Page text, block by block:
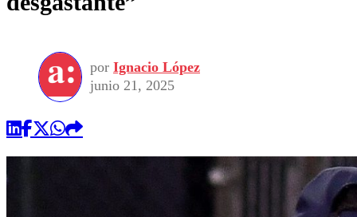
por Ignacio López
junio 21, 2025